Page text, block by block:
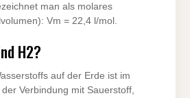
man als molares
Vm = 22,4 l/mol.
H2?
auf der Erde ist im
Verbindung mit Sauerstoff,